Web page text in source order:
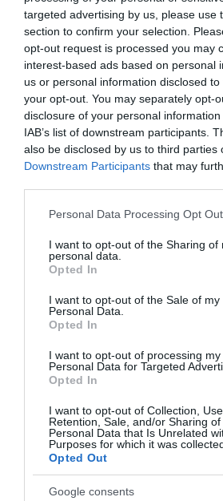
targeted advertising by us, please use
section to confirm your selection.
opt-out request is processed you may
interest-based ads based on personal
us or personal information disclosed
your opt-out. You may separately opt-
disclosure of your personal
IAB’s list of downstream participants.
also be disclosed by us to third parties
Downstream Participants that may
Please note that this website/app uses
not limited to your visit or usage
grant or deny consent to Google and
use your data for below specified
consent section.
Personal Data Processing Opt
I want to opt-out of the Sharing of
personal data.
Opted In
I want to opt-out of the Sale of my
Personal Data.
Opted In
I want to opt-out of processing my
Personal Data for Targeted
Opted In
I want to opt-out of Collection, Use,
Retention, Sale, and/or Sharing of
Personal Data that Is Unrelated
Purposes for which it was
Opted Out
Google consents
Cím: 1039, Budapest, Kossuth
4. DÜRER KERT
View this post on